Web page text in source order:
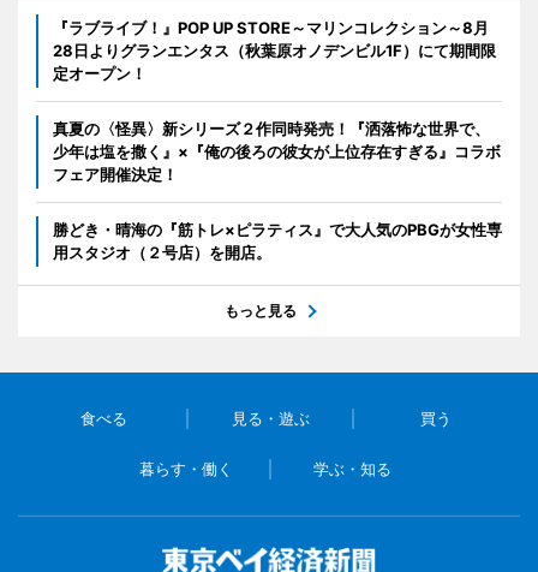
『ラブライブ！』POP UP STORE～マリンコレクション～8月
28日よりグランエンタス（秋葉原オノデンビル1F）にて期間限
定オープン！
真夏の〈怪異〉新シリーズ２作同時発売！『洒落怖な世界で、
少年は塩を撒く』×『俺の後ろの彼女が上位存在すぎる』コラボ
フェア開催決定！
勝どき・晴海の『筋トレ×ピラティス』で大人気のPBGが女性専
用スタジオ（２号店）を開店。
もっと見る
食べる 見る・遊ぶ 買う
暮らす・働く 学ぶ・知る